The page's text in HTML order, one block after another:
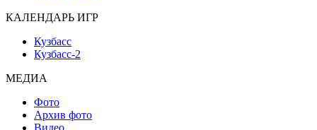
КАЛЕНДАРЬ ИГР
Кузбасс
Кузбасс-2
МЕДИА
Фото
Архив фото
Видео